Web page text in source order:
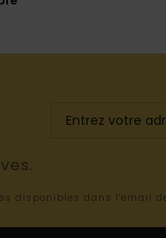
disponibles dans l'email